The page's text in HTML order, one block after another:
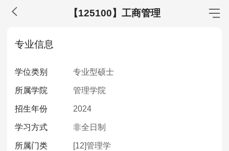
【125100】工商管理
MBA工商管理
考试真题
报考经验 招生简章
MEM工程管理
院校库 考试报名 招生政策
考试真题
报考经验 招生简章
专业信息
学位类别 专业型硕士
所属学院 管理学院
招生年份 2024
学习方式 非全日制
所属门类 [12]管理学